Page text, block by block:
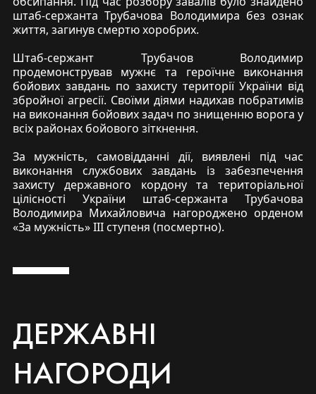
штаб-сержанта Трубачова Володимира без ознак
життя, загинув смертю хоробрих.
Штаб-сержант Трубачов Володимир
продемонстрував мужнє та героїчне виконання
бойових завдань по захисту території України від
збройної агресії. Своїми діями надихав побратимів
на виконання бойових задач по знищенню ворога у
всіх районах бойового зіткнення.
За мужність, самовідданні дії, виявлені під час
виконання службових завдань із забезпечення
захисту державного кордону та територіальної
цілісності України штаб-сержанта Трубачова
Володимира Михайловича нагороджено орденом
«За мужність» ІІІ ступеня (посмертно).
ДЕРЖАВНІ
НАГОРОДИ